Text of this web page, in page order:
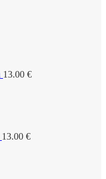
13.00 €
13.00 €